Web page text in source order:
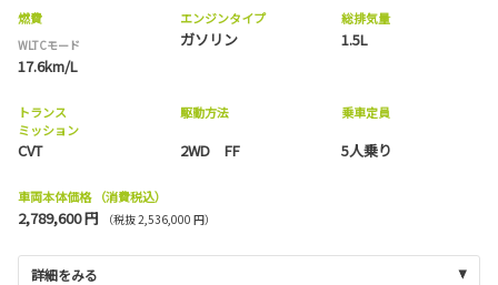
燃費
WLTCモード
17.6km/L
エンジンタイプ
ガソリン
総排気量
1.5L
トランス
ミッション
CVT
駆動方法
2WD FF
乗車定員
5人乗り
車両本体価格 （消費税込）
2,789,600 円 （税抜 2,536,000 円）
詳細をみる